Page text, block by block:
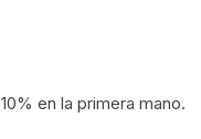
en la primera mano.